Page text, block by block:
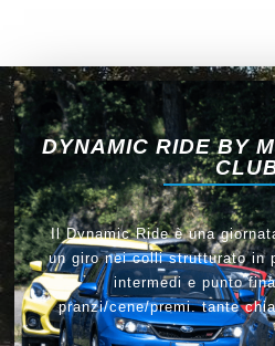
DYNAMIC RIDE BY
Il Dynamic Ride è una
un giro nei colli strutturato in
intermedi e punto
pranzi/cene/premi. tante